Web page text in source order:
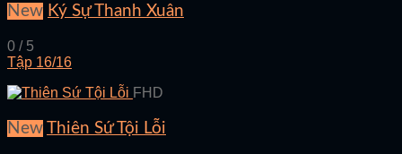
New Ký Sự Thanh Xuân
0 / 5
Tập 16/16
FHD
New Thiên Sứ Tội Lỗi